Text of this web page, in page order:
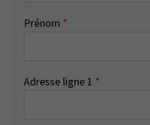
Prénom *
Adresse ligne 1 *